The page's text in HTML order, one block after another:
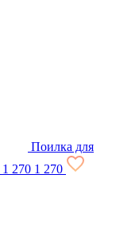
Поилка для
1 270 1 270